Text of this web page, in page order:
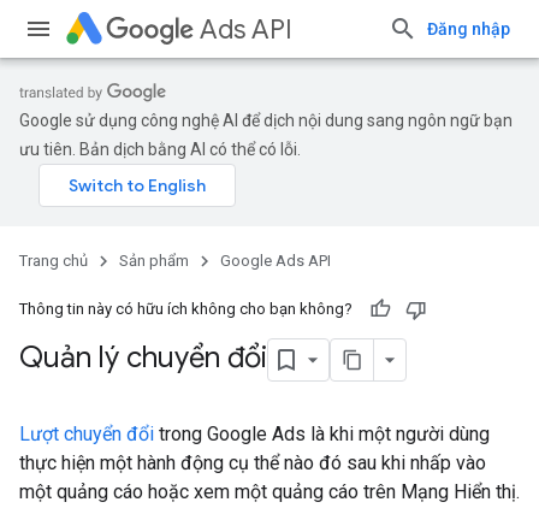
Ads API Đăng nhập
Google sử dụng công nghệ AI để dịch nội dung sang ngôn ngữ bạn
ưu tiên. Bản dịch bằng AI có thể có lỗi.
Trang chủ Sản phẩm Google Ads API
Thông tin này có hữu ích không cho bạn không?
Quản lý chuyển đổi
Lượt chuyển đổi trong Google Ads là khi một người dùng
thực hiện một hành động cụ thể nào đó sau khi nhấp vào
một quảng cáo hoặc xem một quảng cáo trên Mạng Hiển thị.